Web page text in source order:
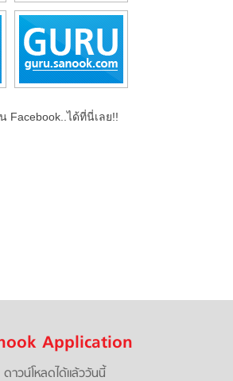
Facebook..ได้ที่นี่เลย!!
Application
ดาวน์โหลดได้แล้ววันนี้